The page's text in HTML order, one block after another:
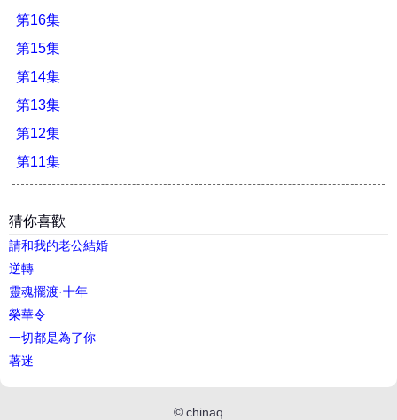
第16集
第15集
第14集
第13集
第12集
第11集
猜你喜歡
請和我的老公結婚
逆轉
靈魂擺渡·十年
榮華令
一切都是為了你
著迷
© chinaq